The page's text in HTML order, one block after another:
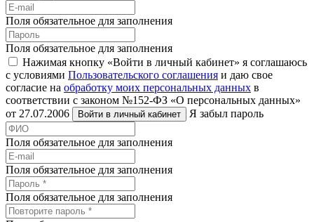
Поля обязательное для заполнения
Поля обязательное для заполнения
Нажимая кнопку «Войти в личный кабинет» я соглашаюсь
с условиями Пользовательского соглашения и даю свое
согласие на обработку моих персональных данных в
соответствии с законом №152-ФЗ «О персональных данных»
от 27.07.2006
Войти в личный кабинет Я забыл пароль
Поля обязательное для заполнения
Поля обязательное для заполнения
Поля обязательное для заполнения